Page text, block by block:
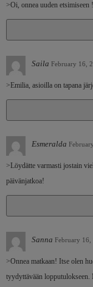
>Oi, onnea uuden etsimiseen
Saila February 16,
>Emilia, asioilla on tapana
Esmeralda
>Löydätte varmasti jostain
päivänjatkoa!
Sanna February
>Onnea matkaan! Itse olen
tyydyttävään